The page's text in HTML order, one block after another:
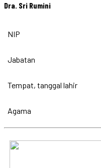
Dra. Sri Rumini
NIP
Jabatan
Tempat, tanggal lahir
Agama